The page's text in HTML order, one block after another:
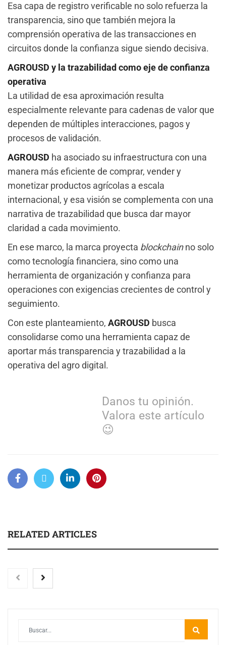
Esa capa de registro verificable no solo refuerza la
transparencia, sino que también mejora la
comprensión operativa de las transacciones en
circuitos donde la confianza sigue siendo decisiva.
AGROUSD y la trazabilidad como eje de confianza
operativa
La utilidad de esa aproximación resulta
especialmente relevante para cadenas de valor que
dependen de múltiples interacciones, pagos y
procesos de validación.
AGROUSD ha asociado su infraestructura con una
manera más eficiente de comprar, vender y
monetizar productos agrícolas a escala
internacional, y esa visión se complementa con una
narrativa de trazabilidad que busca dar mayor
claridad a cada movimiento.
En ese marco, la marca proyecta blockchainno solo
como tecnología financiera, sino como una
herramienta de organización y confianza para
operaciones con exigencias crecientes de control y
seguimiento.
Con este planteamiento, AGROUSD busca
consolidarse como una herramienta capaz de
aportar más transparencia y trazabilidad a la
operativa del agro digital.
Danos tu opinión.
Valora este artículo
😉
RELATED ARTICLES
Toro Tapas inaugura su Raw Bar: una experiencia
desde mediodía hasta el anochecer con cocina abierta